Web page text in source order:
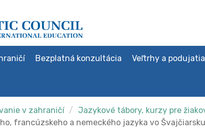
Bezplatná konzultácia Veľtrhy a podujatia
v zahraničí
Jazykové tábory, kurzy pre
francúzskeho a nemeckého jazyka vo Švajčiarsku